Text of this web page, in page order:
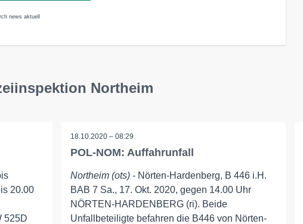
news aktuell
Northeim
20.00
525D
18.10.2020 – 08:29
POL-NOM: Auffahrunfall
Northeim (ots)- Nörten-Hardenberg, B 446 i.H.
BAB 7 Sa., 17. Okt. 2020, gegen 14.00 Uhr
NÖRTEN-HARDENBERG (ri). Beide
Unfallbeteiligte befahren die B446 von Nörten-